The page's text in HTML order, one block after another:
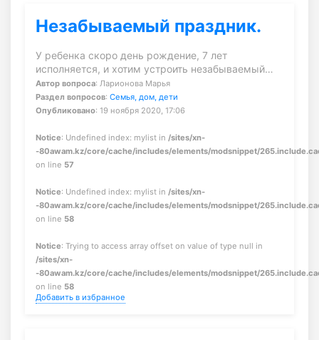
Незабываемый праздник.
У ребенка скоро день рождение, 7 лет
исполняется, и хотим устроить незабываемый…
Автор вопроса: Ларионова Марья
Раздел вопросов: Семья, дом, дети
Опубликовано: 19 ноября 2020, 17:06
Notice: Undefined index: mylist in /sites/xn-
-80awam.kz/core/cache/includes/elements/modsnippet/
on line 57
Notice: Undefined index: mylist in /sites/xn-
-80awam.kz/core/cache/includes/elements/modsnippet/
on line 58
Notice: Trying to access array offset on value of type null in
/sites/xn-
-80awam.kz/core/cache/includes/elements/modsnippet/
on line 58
Добавить в избранное